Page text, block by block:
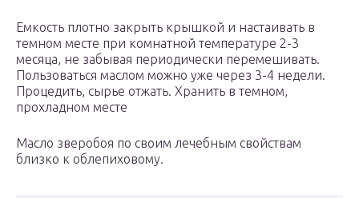
Емкость плотно закрыть крышкой и настаивать в
темном месте при комнатной температуре 2-3
месяца, не забывая периодически перемешивать.
Пользоваться маслом можно уже через 3-4 недели.
Процедить, сырье отжать. Хранить в темном,
прохладном месте
Масло зверобоя по своим лечебным свойствам
близко к облепиховому.